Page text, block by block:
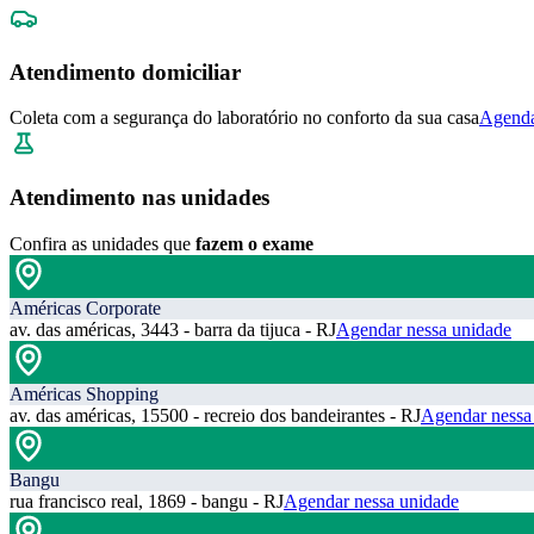
Atendimento domiciliar
Coleta com a segurança do laboratório no conforto da sua casa
Atendimento nas unidades
Confira as unidades que fazem o exame
Américas Corporate
av. das américas, 3443 - barra da tijuca - RJAgendar nessa unidade
Américas Shopping
av. das américas, 15500 - recreio dos bandeirantes - RJAgendar
Bangu
rua francisco real, 1869 - bangu - RJAgendar nessa unidade